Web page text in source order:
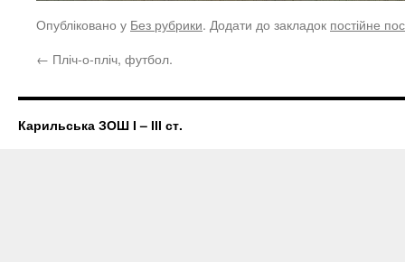
Опубліковано у Без рубрики. Додати до закладок постійне
← Пліч-о-пліч, футбол.
Карильська ЗОШ І – ІІІ ст.